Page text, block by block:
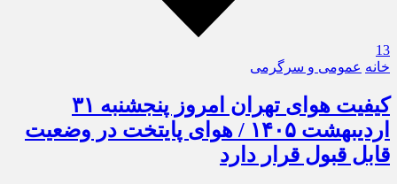
13
خانه عمومی و سرگرمی
کیفیت هوای تهران امروز پنجشنبه ۳۱
اردیبهشت ۱۴۰۵ / هوای پایتخت در وضعیت
قابل قبول قرار دارد